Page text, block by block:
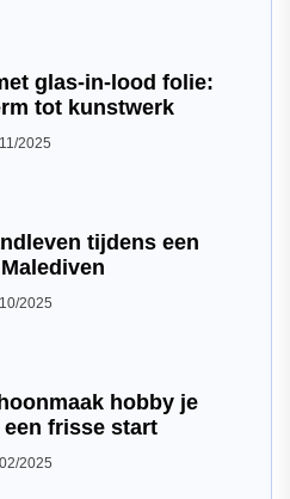
glas-in-lood folie:
tot kunstwerk
2025
tijdens een
2025
hobby je
frisse start
2025